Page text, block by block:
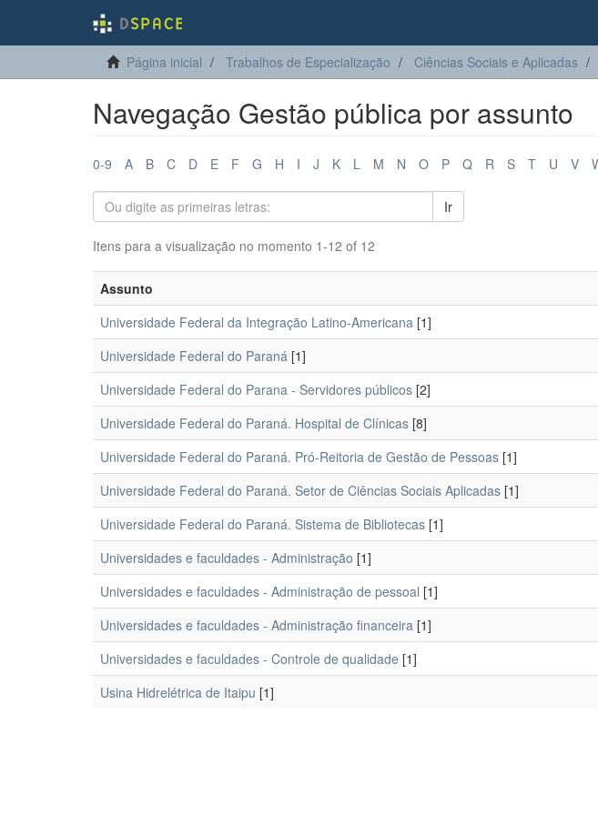
Página inicial Trabalhos de Especialização Ciências Sociais e Aplicadas
Navegação Gestão pública por assunto
0-9 A B C D E F G H I J K L M N O P Q R S T U V
Ir
Itens para a visualização no momento 1-12 of 12
Assunto
Universidade Federal da Integração Latino-Americana [1]
Universidade Federal do Paraná [1]
Universidade Federal do Parana - Servidores públicos [2]
Universidade Federal do Paraná. Hospital de Clínicas [8]
Universidade Federal do Paraná. Pró-Reitoria de Gestão de Pessoas [1]
Universidade Federal do Paraná. Setor de Ciências Sociais Aplicadas [1]
Universidade Federal do Paraná. Sistema de Bibliotecas [1]
Universidades e faculdades - Administração [1]
Universidades e faculdades - Administração de pessoal [1]
Universidades e faculdades - Administração financeira [1]
Universidades e faculdades - Controle de qualidade [1]
Usina Hidrelétrica de Itaipu [1]